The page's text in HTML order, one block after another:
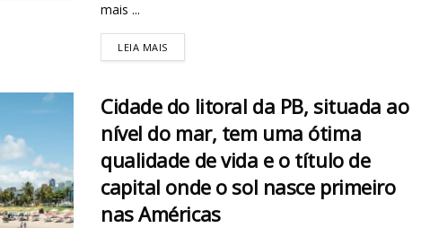
mais ...
LEIA MAIS
Cidade do litoral da PB, situada ao
nível do mar, tem uma ótima
qualidade de vida e o título de
capital onde o sol nasce primeiro
nas Américas